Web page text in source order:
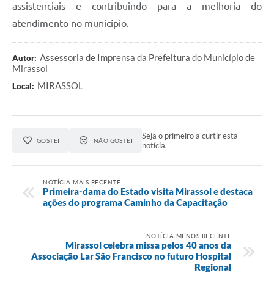
assistenciais e contribuindo para a melhoria do
atendimento no município.
Autor: Assessoria de Imprensa da Prefeitura do Município de
Mirassol
Local: MIRASSOL
GOSTEI NÃO GOSTEI
Seja o primeiro a curtir esta
notícia.
NOTÍCIA MAIS RECENTE
Primeira-dama do Estado visita Mirassol e destaca
ações do programa Caminho da Capacitação
NOTÍCIA MENOS RECENTE
Mirassol celebra missa pelos 40 anos da
Associação Lar São Francisco no futuro Hospital
Regional